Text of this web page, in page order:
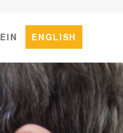
ENGLISH